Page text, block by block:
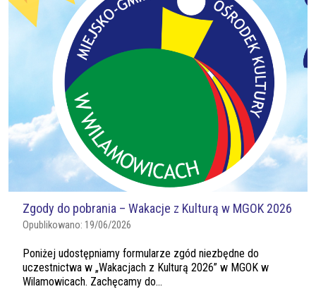
Zgody do pobrania – Wakacje z Kulturą w MGOK 2026
Opublikowano: 19/06/2026
Poniżej udostępniamy formularze zgód niezbędne do
uczestnictwa w „Wakacjach z Kulturą 2026” w MGOK w
Wilamowicach. Zachęcamy do...